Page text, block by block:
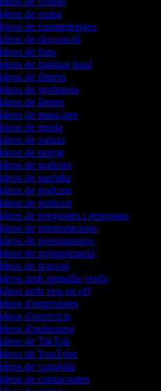
de cuina
de curtmetratges
de decoració
de fans
de fashion haul
de fitness
de jardineria
de lletres
de mascotes
de moda
de natura
de neteja
de notícies
de paròdia
de podcast
de podcast
de preguntes i respostes
de presentacions
de pressupostos
de pronunciació
de reacció
amb pantalla verda
amb veu en off
d'entrevistes
d'exercicis
d'unboxing
de TikTok
de YouTube
de comèdia
de contacontes